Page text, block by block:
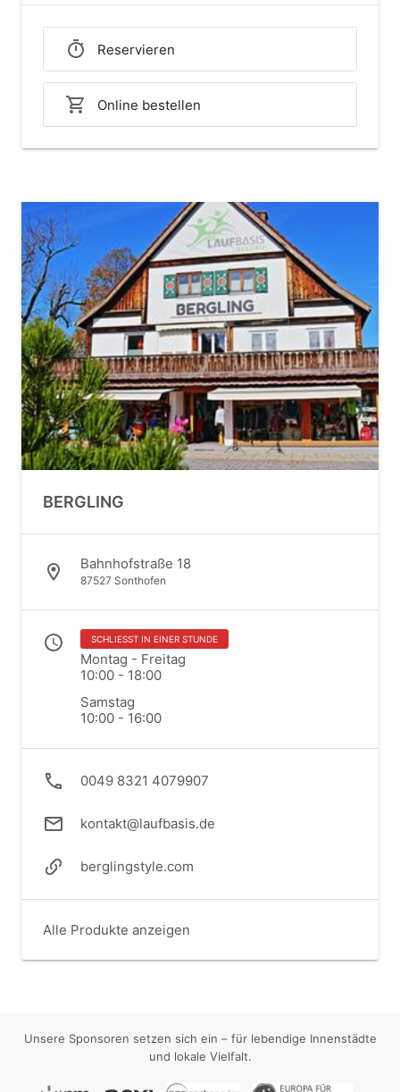
BERGLING
Bahnhofstraße 18
87527 Sonthofen
SCHLIESST IN EINER STUNDE
Montag - Freitag
10:00 - 18:00
Samstag
10:00 - 16:00
0049 8321 4079907
kontakt@laufbasis.de
berglingstyle.com
Alle Produkte anzeigen
Reservieren
Online bestellen
Unsere Sponsoren setzen sich ein – für lebendige Innenstädte
und lokale Vielfalt.